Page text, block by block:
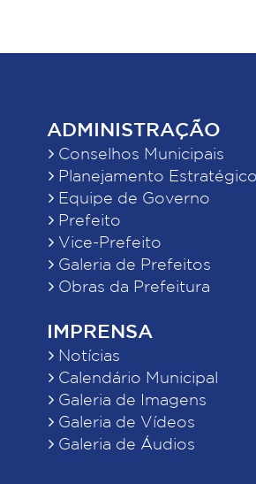
ADMINISTRAÇÃO
Conselhos Municipais
Planejamento Estratégico
Equipe de Governo
Prefeito
Vice-Prefeito
Galeria de Prefeitos
Obras da Prefeitura
IMPRENSA
Notícias
Calendário Municipal
Galeria de Imagens
Galeria de Vídeos
Galeria de Áudios